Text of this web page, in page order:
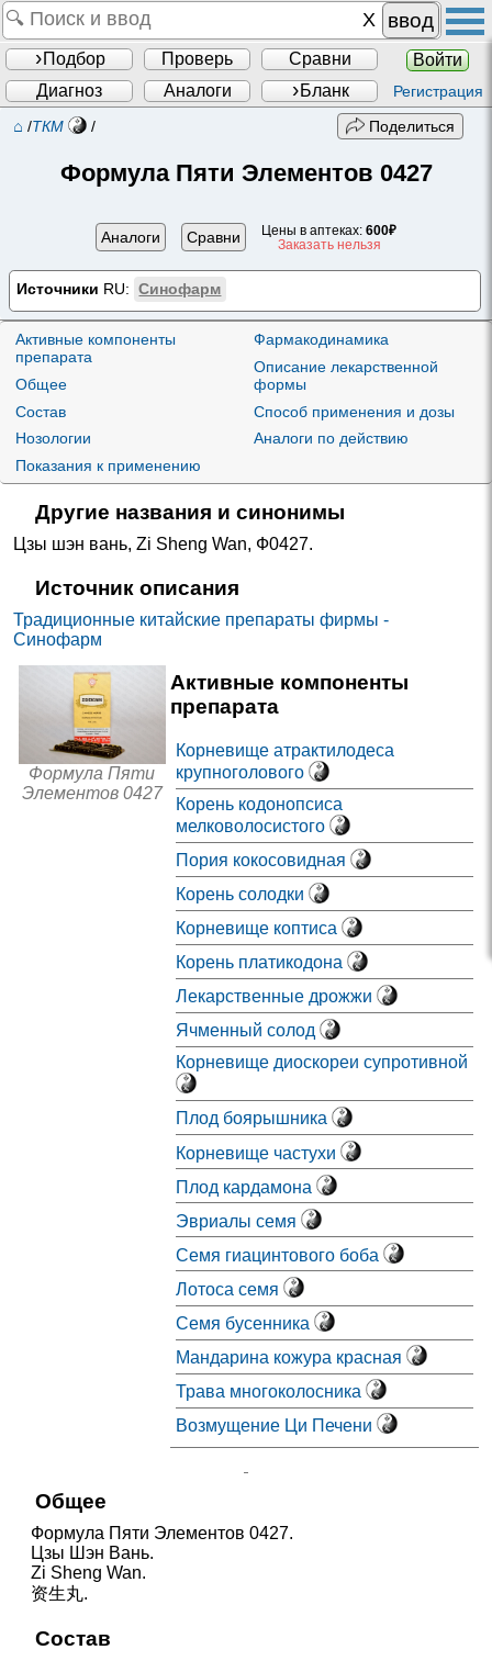
ввод
Подбор Проверь Сравни
Войти
Диагноз
Аналоги Бланк Регистрация
⌂ /ТКМ / Поделиться
Формула Пяти Элементов 0427
Аналоги Сравни Цены в аптеках:600₽
Заказать нельзя
Источники RU: Синофарм
Активные компоненты
препарата
Общее
Состав
Нозологии
Показания к применению
Фармакодинамика
Описание лекарственной
формы
Способ применения и дозы
Аналоги по действию
Другие названия и синонимы
Цзы шэн вань,Zi Sheng Wan, Ф0427.
Источник описания
Традиционные китайские препараты фирмы -
Синофарм
Формула Пяти
Элементов 0427
Активные компоненты
препарата
Корневище атрактилодеса
крупноголового
Корень кодонопсиса
мелковолосистого
Пория кокосовидная
Корень солодки
Корневище коптиса
Корень платикодона
Лекарственные дрожжи
Ячменный солод
Корневище диоскореи супротивной
Плод боярышника
Корневище частухи
Плод кардамона
Эвриалы семя
Семя гиацинтового боба
Лотоса семя
Семя бусенника
Мандарина кожура красная
Трава многоколосника
Возмущение Ци Печени
Общее
Формула Пяти Элементов 0427.
Цзы Шэн Вань.
Zi Sheng Wan.
资生丸.
Состав